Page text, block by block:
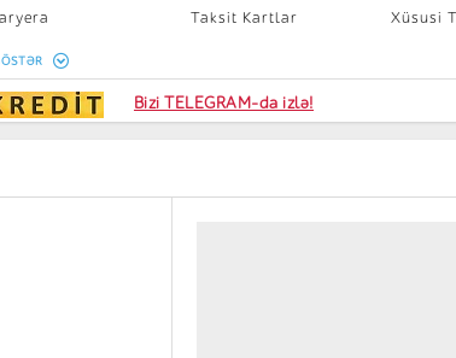
inkişaf
Taksit Kartlar
Kart sifarişi
Xüsusi
Bizi TELEGRAM-da izlə!